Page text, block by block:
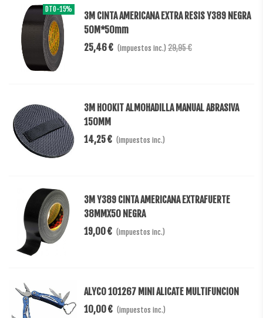
DTO-15%
3M CINTA AMERICANA EXTRA RESIS Y389 NEGRA
50M*50mm
25,46 € (impuestos inc.) 29,95 €
3M HOOKIT ALMOHADILLA MANUAL ABRASIVA
150MM
14,25 € (impuestos inc.)
3M Y389 CINTA AMERICANA EXTRAFUERTE
38MMX50 NEGRA
19,00 € (impuestos inc.)
ALYCO 101267 MINI ALICATE MULTIFUNCION
10,00 € (impuestos inc.)